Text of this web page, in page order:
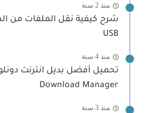
منذ 2 سنة
شرح كيفية نقل الملفات من
USB
منذ 4 سنة
Download Manager
منذ 3 سنة